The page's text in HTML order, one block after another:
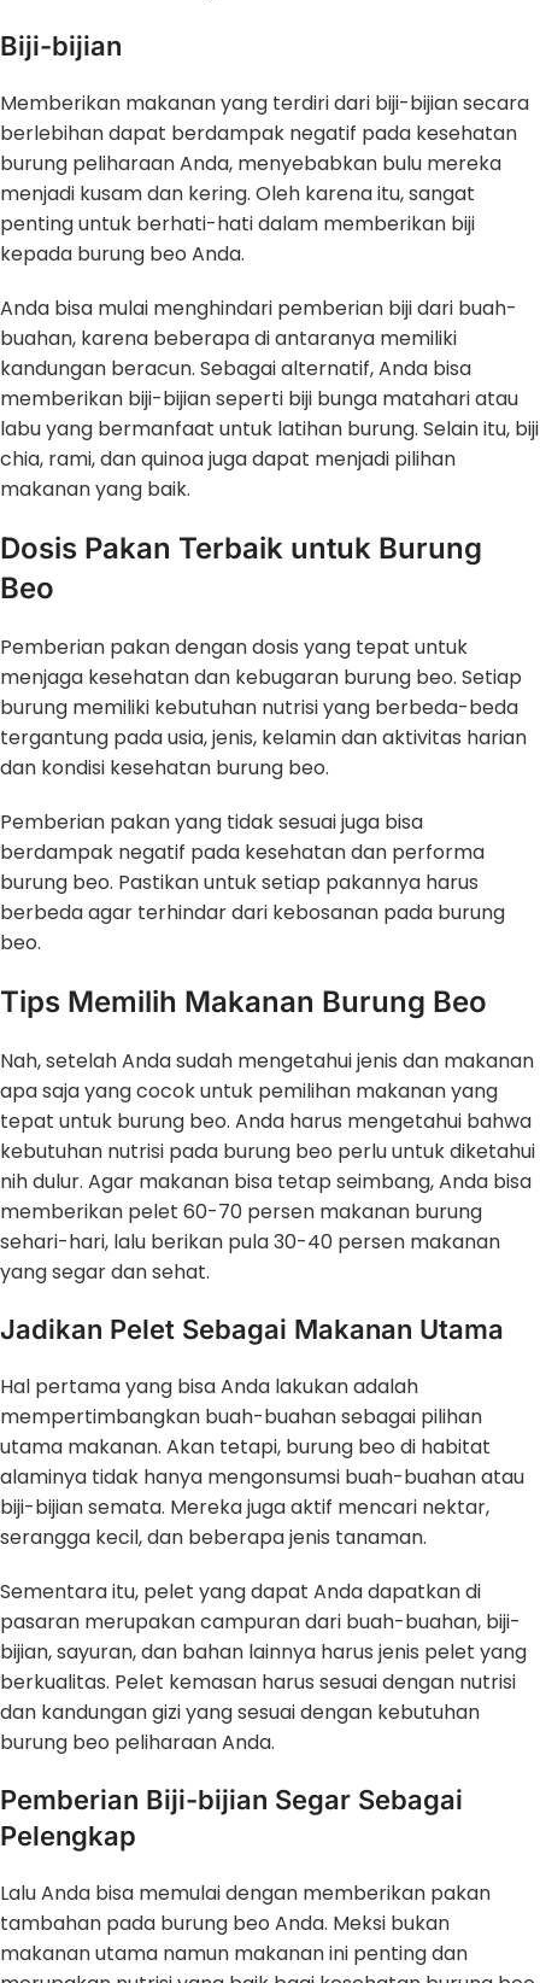
Biji-bijian
Memberikan makanan yang terdiri dari biji-bijian secara
berlebihan dapat berdampak negatif pada kesehatan
burung peliharaan Anda, menyebabkan bulu mereka
menjadi kusam dan kering. Oleh karena itu, sangat
penting untuk berhati-hati dalam memberikan biji
kepada burung beo Anda.
Anda bisa mulai menghindari pemberian biji dari buah-
buahan, karena beberapa di antaranya memiliki
kandungan beracun. Sebagai alternatif, Anda bisa
memberikan biji-bijian seperti biji bunga matahari atau
labu yang bermanfaat untuk latihan burung. Selain itu, biji
chia, rami, dan quinoa juga dapat menjadi pilihan
makanan yang baik.
Dosis Pakan Terbaik untuk Burung
Beo
Pemberian pakan dengan dosis yang tepat untuk
menjaga kesehatan dan kebugaran burung beo. Setiap
burung memiliki kebutuhan nutrisi yang berbeda-beda
tergantung pada usia, jenis, kelamin dan aktivitas harian
dan kondisi kesehatan burung beo.
Pemberian pakan yang tidak sesuai juga bisa
berdampak negatif pada kesehatan dan performa
burung beo. Pastikan untuk setiap pakannya harus
berbeda agar terhindar dari kebosanan pada burung
beo.
Tips Memilih Makanan Burung Beo
Nah, setelah Anda sudah mengetahui jenis dan makanan
apa saja yang cocok untuk pemilihan makanan yang
tepat untuk burung beo. Anda harus mengetahui bahwa
kebutuhan nutrisi pada burung beo perlu untuk diketahui
nih dulur. Agar makanan bisa tetap seimbang, Anda bisa
memberikan pelet 60-70 persen makanan burung
sehari-hari, lalu berikan pula 30-40 persen makanan
yang segar dan sehat.
Jadikan Pelet Sebagai Makanan Utama
Hal pertama yang bisa Anda lakukan adalah
mempertimbangkan buah-buahan sebagai pilihan
utama makanan. Akan tetapi, burung beo di habitat
alaminya tidak hanya mengonsumsi buah-buahan atau
biji-bijian semata. Mereka juga aktif mencari nektar,
serangga kecil, dan beberapa jenis tanaman.
Sementara itu, pelet yang dapat Anda dapatkan di
pasaran merupakan campuran dari buah-buahan, biji-
bijian, sayuran, dan bahan lainnya harus jenis pelet yang
berkualitas. Pelet kemasan harus sesuai dengan nutrisi
dan kandungan gizi yang sesuai dengan kebutuhan
burung beo peliharaan Anda.
Pemberian Biji-bijian Segar Sebagai
Pelengkap
Lalu Anda bisa memulai dengan memberikan pakan
tambahan pada burung beo Anda. Meksi bukan
makanan utama namun makanan ini penting dan